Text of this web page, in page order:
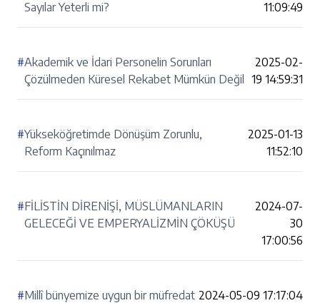
Sayılar Yeterli mi? 11:09:49
#Akademik ve İdari Personelin Sorunları
Çözülmeden Küresel Rekabet Mümkün Değil
2025-02-
19 14:59:31
#Yükseköğretimde Dönüşüm Zorunlu,
Reform Kaçınılmaz
2025-01-13
11:52:10
#FİLİSTİN DİRENİŞİ, MÜSLÜMANLARIN
GELECEĞİ VE EMPERYALİZMİN ÇÖKÜŞÜ
2024-07-
30
17:00:56
#Millî bünyemize uygun bir müfredat 2024-05-09 17:17:04